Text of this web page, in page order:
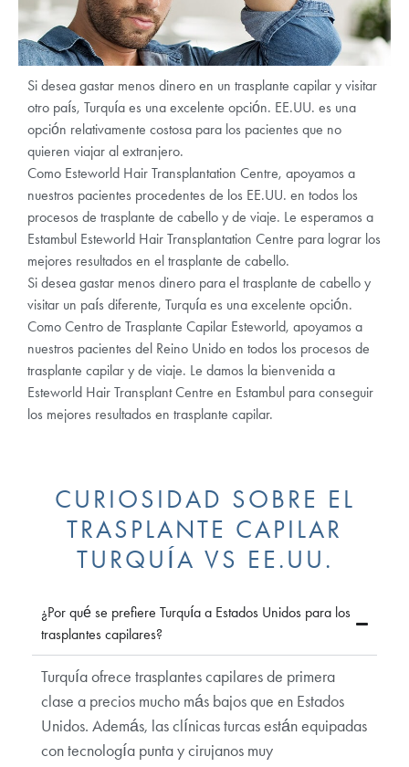
Si desea gastar menos dinero en un trasplante capilar y visitar
otro país, Turquía es una excelente opción. EE.UU. es una
opción relativamente costosa para los pacientes que no
quieren viajar al extranjero.
Como Esteworld Hair Transplantation Centre, apoyamos a
nuestros pacientes procedentes de los EE.UU. en todos los
procesos de trasplante de cabello y de viaje. Le esperamos a
Estambul Esteworld Hair Transplantation Centre para lograr los
mejores resultados en el trasplante de cabello.
Si desea gastar menos dinero para el trasplante de cabello y
visitar un país diferente, Turquía es una excelente opción.
Como Centro de Trasplante Capilar Esteworld, apoyamos a
nuestros pacientes del Reino Unido en todos los procesos de
trasplante capilar y de viaje. Le damos la bienvenida a
Esteworld Hair Transplant Centre en Estambul para conseguir
los mejores resultados en trasplante capilar.
CURIOSIDAD SOBRE EL
TRASPLANTE CAPILAR
TURQUÍA VS EE.UU.
¿Por qué se prefiere Turquía a Estados Unidos para los
trasplantes capilares?
Turquía ofrece trasplantes capilares de primera
clase a precios mucho más bajos que en Estados
Unidos. Además, las clínicas turcas están equipadas
con tecnología punta y cirujanos muy